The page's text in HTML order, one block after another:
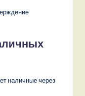
наличные через